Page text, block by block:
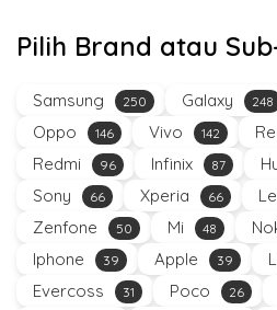
Pilih Brand atau
Samsung 250 Galaxy 248
Oppo 146 Vivo 142
Redmi 96 Infinix 87
Sony 66 Xperia 66
Zenfone 50 Mi 48
Iphone 39 Apple 39
Evercoss 31 Poco 26